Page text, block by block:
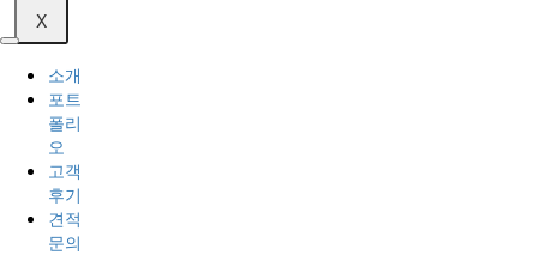
X
소개
포트
폴리
오
고객
후기
견적
문의